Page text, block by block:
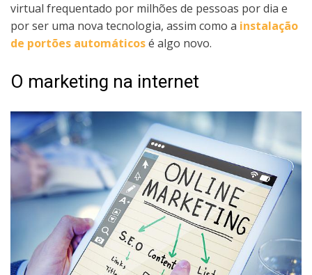
virtual frequentado por milhões de pessoas por dia e
por ser uma nova tecnologia, assim como a instalação
de portões automáticosé algo novo.
O marketing na internet